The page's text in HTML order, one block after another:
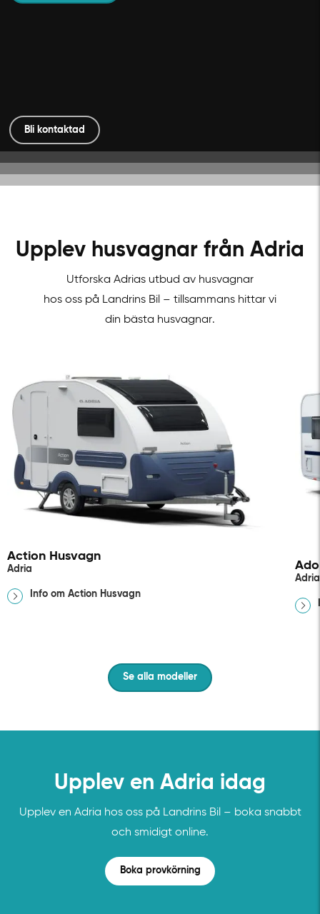
Bli kontaktad
Upplev husvagnar från Adria
Utforska Adrias utbud av husvagnar
hos oss på Landrins Bil – tillsammans hittar vi
din bästa husvagnar.
Action Husvagn
Adria
Info om Action Husvagn
Adria
Se alla modeller
Upplev en Adria idag
Upplev en Adria hos oss på Landrins Bil – boka snabbt
och smidigt online.
Boka provkörning